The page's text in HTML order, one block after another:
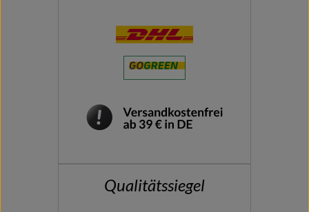
Qualitätssiegel